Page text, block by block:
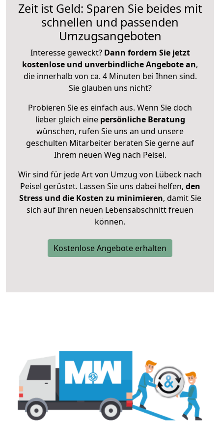
Zeit ist Geld: Sparen Sie beides mit
schnellen und passenden
Umzugsangeboten
Interesse geweckt? Dann fordern Sie jetzt
kostenlose und unverbindliche Angebote an,
die innerhalb von ca. 4 Minuten bei Ihnen sind.
Sie glauben uns nicht?
Probieren Sie es einfach aus. Wenn Sie doch
lieber gleich eine persönliche Beratung
wünschen, rufen Sie uns an und unsere
geschulten Mitarbeiter beraten Sie gerne auf
Ihrem neuen Weg nach Peisel.
Wir sind für jede Art von Umzug von Lübeck nach
Peisel gerüstet. Lassen Sie uns dabei helfen, den
Stress und die Kosten zu minimieren, damit Sie
sich auf Ihren neuen Lebensabschnitt freuen
können.
Kostenlose Angebote erhalten